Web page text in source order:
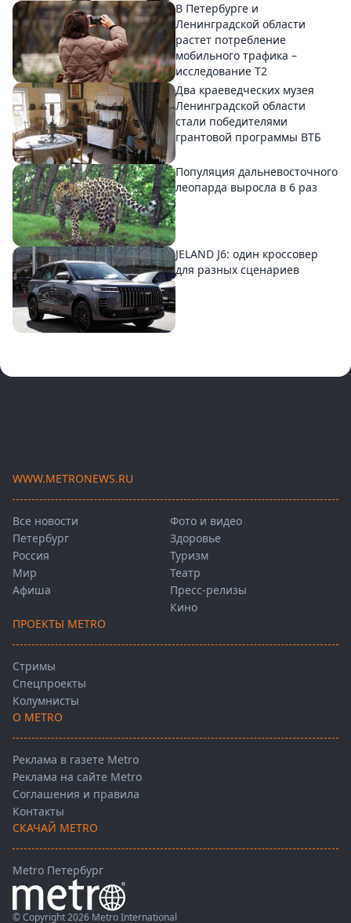
В Петербурге и
Ленинградской области
растет потребление
мобильного трафика –
исследование T2
Два краеведческих музея
Ленинградской области
стали победителями
грантовой программы ВТБ
Популяция дальневосточного
леопарда выросла в 6 раз
JELAND J6: один кроссовер
для разных сценариев
WWW.METRONEWS.RU
Все новости
Петербург
Россия
Мир
Афиша
Фото и видео
Здоровье
Туризм
Театр
Пресс-релизы
Кино
ПРОЕКТЫ METRO
Стримы
Спецпроекты
Колумнисты
О METRO
Реклама в газете Metro
Реклама на сайте Metro
Соглашения и правила
Контакты
СКАЧАЙ METRO
Metro Петербург
© Copyright 2026 Metro International